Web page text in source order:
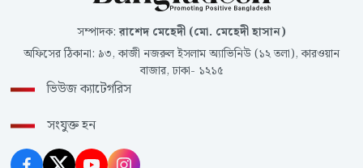
সম্পাদক:রাশেদ মেহেদী (মো. মেহেদী হাসান)
অফিসের ঠিকানা: ৯৩, কাজী নজরুল ইসলাম অ্যাভিনিউ (১২ তলা), কারওয়ান
বাজার, ঢাকা- ১২১৫
ভিউজ ক্যাটেগরিস
সংযুক্ত হন